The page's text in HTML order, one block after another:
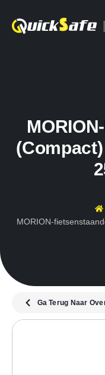
(compact)
MORION-
Ga Terug Naar